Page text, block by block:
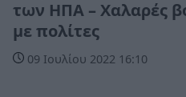
των ΗΠΑ – Χαλαρές
με πολίτες
09 Ιουλίου 2022 16:10